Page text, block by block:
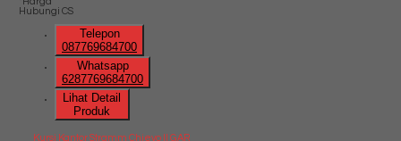
Hubungi CS
Telepon
087769684700
Whatsapp
6287769684700
Lihat Detail
Produk
Kursi Kantor Stramm Chievo II GAR